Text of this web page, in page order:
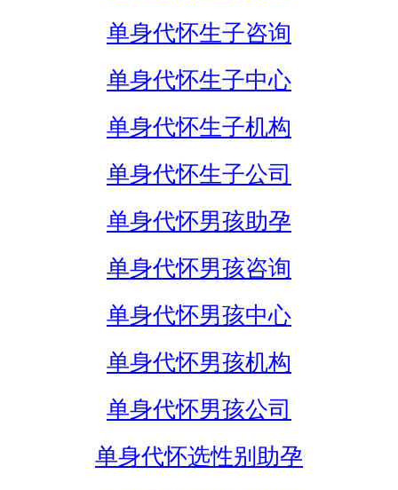
单身代怀生子咨询
单身代怀生子中心
单身代怀生子机构
单身代怀生子公司
单身代怀男孩助孕
单身代怀男孩咨询
单身代怀男孩中心
单身代怀男孩机构
单身代怀男孩公司
单身代怀选性别助孕